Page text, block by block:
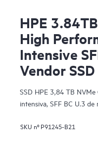
HPE
High
Intensive
Vendor SSD
SSD HPE 3,84 TB
intensiva, SFF BC U.3
SKU nº P91245-B21